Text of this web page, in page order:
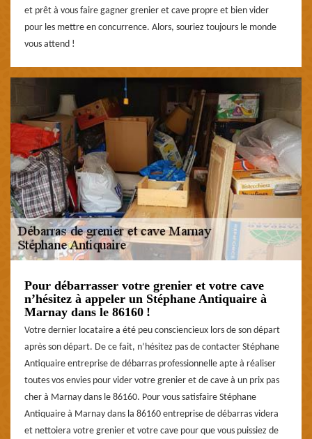
et prêt à vous faire gagner grenier et cave propre et bien vider
pour les mettre en concurrence. Alors, souriez toujours le monde
vous attend !
Pour débarrasser votre grenier et votre cave
n’hésitez à appeler un Stéphane Antiquaire à
Marnay dans le 86160 !
Votre dernier locataire a été peu consciencieux lors de son départ
après son départ. De ce fait, n’hésitez pas de contacter Stéphane
Antiquaire entreprise de débarras professionnelle apte à réaliser
toutes vos envies pour vider votre grenier et de cave à un prix pas
cher à Marnay dans le 86160. Pour vous satisfaire Stéphane
Antiquaire à Marnay dans la 86160 entreprise de débarras videra
et nettoiera votre grenier et votre cave pour que vous puissiez de